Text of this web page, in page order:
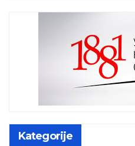
Kategorije